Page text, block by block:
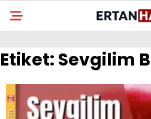
Etiket: Sevgilim